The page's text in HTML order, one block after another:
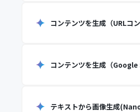
コンテンツを生成（URLコン
コンテンツを生成（Google
テキストから画像生成